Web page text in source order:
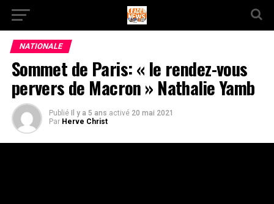
NATIONALE
Sommet de Paris: « le rendez-vous
pervers de Macron » Nathalie Yamb
Publié Il y a 5 ans activé 20 mai 2021
Par Herve Christ